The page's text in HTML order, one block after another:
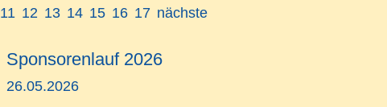
11 12 13 14 15 16 17 nächste
Sponsorenlauf 2026
26.05.2026